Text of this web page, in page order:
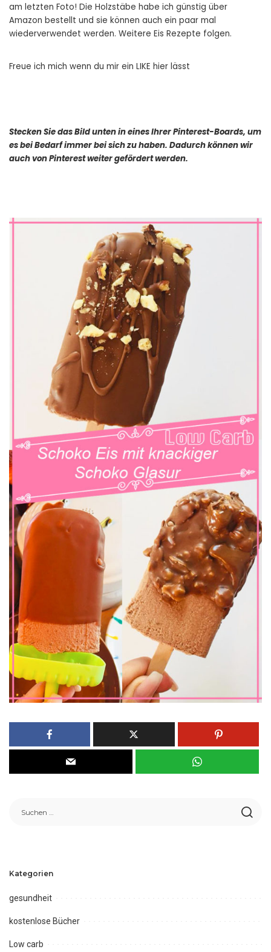
am letzten Foto! Die Holzstäbe habe ich günstig über
Amazon bestellt und sie können auch ein paar mal
wiederverwendet werden. Weitere Eis Rezepte folgen.
Freue ich mich wenn du mir ein LIKE hier lässt
Stecken Sie das Bild unten in eines Ihrer Pinterest-Boards, um
es bei Bedarf immer bei sich zu haben. Dadurch können wir
auch von Pinterest weiter gefördert werden.
Kategorien
gesundheit
kostenlose Bücher
Low carb